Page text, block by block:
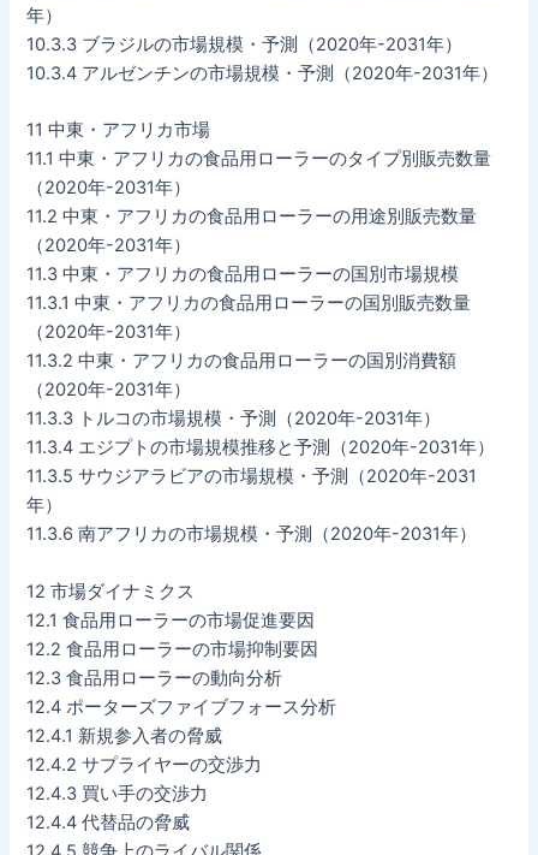
年）
10.3.3 ブラジルの市場規模・予測（2020年-2031年）
10.3.4 アルゼンチンの市場規模・予測（2020年-2031年）
11 中東・アフリカ市場
11.1 中東・アフリカの食品用ローラーのタイプ別販売数量
（2020年-2031年）
11.2 中東・アフリカの食品用ローラーの用途別販売数量
（2020年-2031年）
11.3 中東・アフリカの食品用ローラーの国別市場規模
11.3.1 中東・アフリカの食品用ローラーの国別販売数量
（2020年-2031年）
11.3.2 中東・アフリカの食品用ローラーの国別消費額
（2020年-2031年）
11.3.3 トルコの市場規模・予測（2020年-2031年）
11.3.4 エジプトの市場規模推移と予測（2020年-2031年）
11.3.5 サウジアラビアの市場規模・予測（2020年-2031
年）
11.3.6 南アフリカの市場規模・予測（2020年-2031年）
12 市場ダイナミクス
12.1 食品用ローラーの市場促進要因
12.2 食品用ローラーの市場抑制要因
12.3 食品用ローラーの動向分析
12.4 ポーターズファイブフォース分析
12.4.1 新規参入者の脅威
12.4.2 サプライヤーの交渉力
12.4.3 買い手の交渉力
12.4.4 代替品の脅威